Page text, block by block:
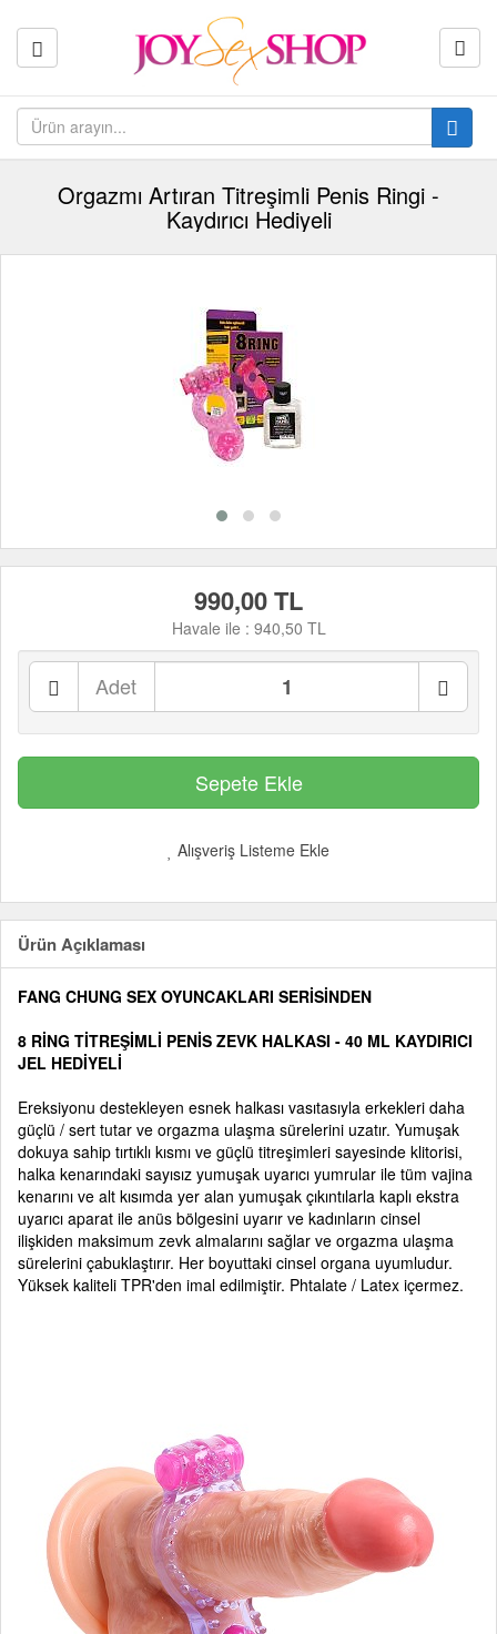
Orgazmı Artıran Titreşimli Penis Ringi -
Kaydırıcı Hediyeli
990,00 TL
Havale ile : 940,50 TL
Adet
Alışveriş Listeme Ekle
Ürün Açıklaması
FANG CHUNG SEX OYUNCAKLARI SERİSİNDEN
8 RİNG TİTREŞİMLİ PENİS ZEVK HALKASI - 40 ML KAYDIRICI
JEL HEDİYELİ
Ereksiyonu destekleyen esnek halkası vasıtasıyla erkekleri daha
güçlü / sert tutar ve orgazma ulaşma sürelerini uzatır. Yumuşak
dokuya sahip tırtıklı kısmı ve güçlü titreşimleri sayesinde klitorisi,
halka kenarındaki sayısız yumuşak uyarıcı yumrular ile tüm vajina
kenarını ve alt kısımda yer alan yumuşak çıkıntılarla kaplı ekstra
uyarıcı aparat ile anüs bölgesini uyarır ve kadınların cinsel
ilişkiden maksimum zevk almalarını sağlar ve orgazma ulaşma
sürelerini çabuklaştırır. Her boyuttaki cinsel organa uyumludur.
Yüksek kaliteli TPR'den imal edilmiştir. Phtalate / Latex içermez.